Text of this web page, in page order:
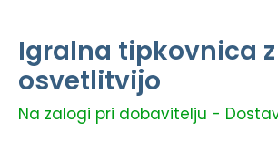
Igralna tipkovnica
osvetlitvijo
Na zalogi pri dobavitelju -